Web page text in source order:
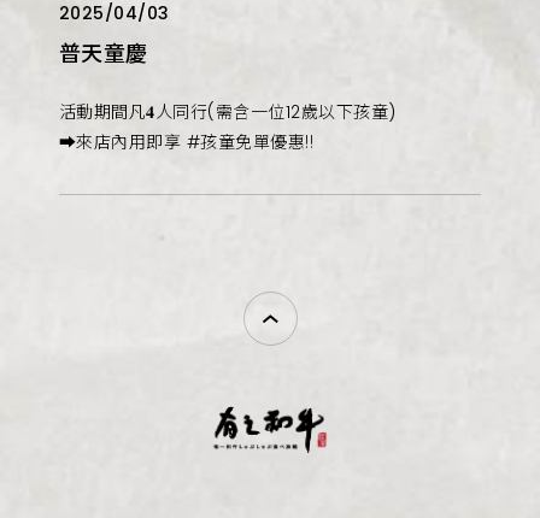
2025/04/03
普天童慶
活動期間凡𝟒人同行(需含一位12歲以下孩童)
➡︎來店內用即享 #孩童免單優惠‼️